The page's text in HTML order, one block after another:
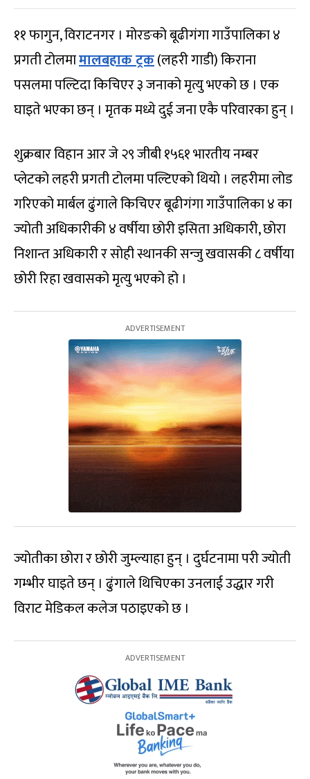
११ फागुन, विराटनगर । मोरङको बूढीगंगा गाउँपालिका ४
प्रगती टोलमामालबहाक ट्रक(लहरी गाडी) किराना
पसलमा पल्टिदा किचिएर ३ जनाको मृत्यु भएको छ । एक
घाइते भएका छन् । मृतक मध्ये दुई जना एकै परिवारका हुन् ।
शुक्रबार विहान आर जे २९ जीबी १५६१ भारतीय नम्बर
प्लेटको लहरी प्रगती टोलमा पल्टिएको थियो । लहरीमा लोड
गरिएको मार्बल ढुंगाले किचिएर बूढीगंगा गाउँपालिका ४ का
ज्योती अधिकारीकी ४ वर्षीया छोरी इसिता अधिकारी, छोरा
निशान्त अधिकारी र सोही स्थानकी सन्जु खवासकी ८ वर्षीया
छोरी रिहा खवासको मृत्यु भएको हो ।
ज्योतीका छोरा र छोरी जुम्ल्याहा हुन् । दुर्घटनामा परी ज्योती
गम्भीर घाइते छन् । ढुंगाले थिचिएका उनलाई उद्धार गरी
विराट मेडिकल कलेज पठाइएको छ ।